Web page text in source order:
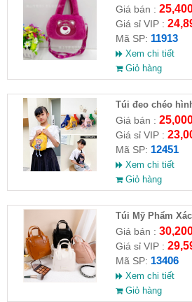
Giá bán :
Giá sỉ VIP :
Mã SP: 11913
Xem chi tiết
Giỏ hàng
Túi đeo chéo
Giá bán :
Giá sỉ VIP :
Mã SP: 12451
Xem chi tiết
Giỏ hàng
Túi Mỹ Phẩm
Giá bán :
Giá sỉ VIP :
Mã SP: 13406
Xem chi tiết
Giỏ hàng